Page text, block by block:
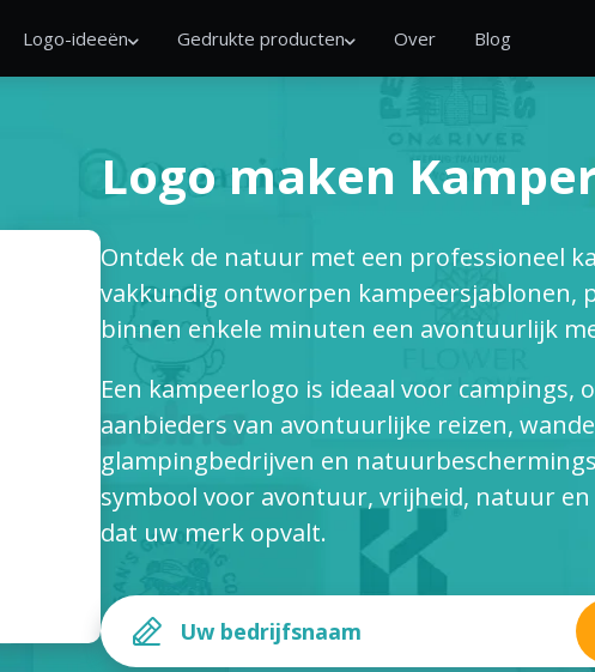
Logo-ideeën Gedrukte producten Over Blog
Logo maken
Ontdek de natuur met een professioneel
vakkundig ontworpen kampeersjablonen,
binnen enkele minuten een avontuurlijk
Een kampeerlogo is ideaal voor
aanbieders van avontuurlijke reizen,
glampingbedrijven en
symbool voor avontuur, vrijheid, natuur
dat uw merk opvalt.